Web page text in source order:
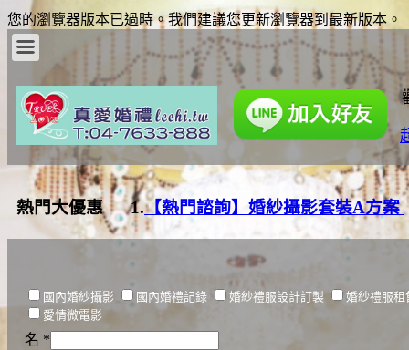
您的瀏覽器版本已過時。我們建議您更新瀏覽器到最新版本。
熱門大優惠 1.【熱門諮詢】婚紗攝影套裝A方案
國內婚紗攝影 國內婚禮記錄 婚紗禮服設計訂製
婚紗禮服租
愛情微電影
名 *